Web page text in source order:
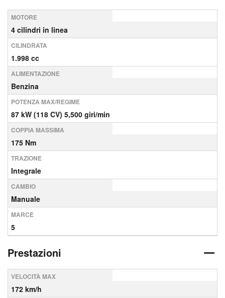
MOTORE
4 cilindri in linea
CILINDRATA
1.998 cc
ALIMENTAZIONE
Benzina
POTENZA MAX/REGIME
87 kW (118 CV) 5,500 giri/min
COPPIA MASSIMA
175 Nm
TRAZIONE
Integrale
CAMBIO
Manuale
MARCE
5
Prestazioni
VELOCITÀ MAX
172 km/h